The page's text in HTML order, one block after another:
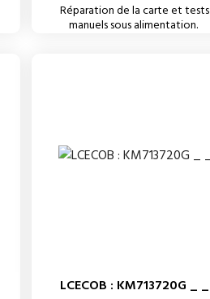
Réparation de la carte et tests
manuels sous alimentation.
LCECOB : KM713720G _ _